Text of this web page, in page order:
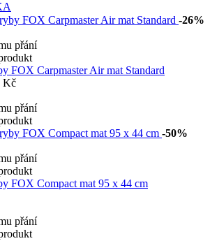
-26%
přání
FOX Carpmaster Air mat Standard
Kč
přání
-50%
přání
FOX Compact mat 95 x 44 cm
přání